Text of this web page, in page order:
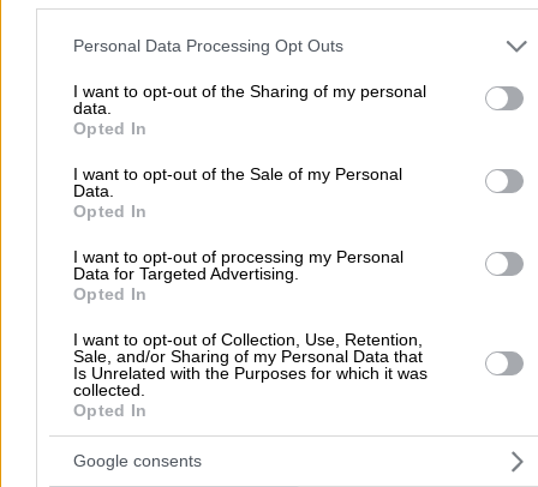
Please note that this website/app uses one or more Google
and may gather and store information including but not limited to
to Google and its third-party tags to use your data for below
purposes in below Google consent section.
Personal Data Processing Opt Outs
I want to opt-out of the Sharing of my personal
data.
Opted In
I want to opt-out of the Sale of my Personal
Data.
Opted In
I want to opt-out of processing my Personal
Data for Targeted Advertising.
Opted In
I want to opt-out of Collection, Use, Retention,
Sale, and/or Sharing of my Personal Data that
Is Unrelated with the Purposes for which it was
collected.
Opted In
Google consents
Δεν υπάρχουν ακόμα αξιολογήσεις
αξιολόγηση. Γίνετε ο πρώτος που θα μοιραστεί την
του και βοηθήστε άλλους χρήστες να κάνουν τη σωστή
επιλογή!